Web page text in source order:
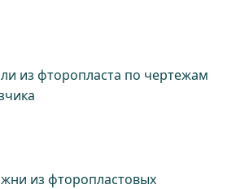
из фторопласта по чертежам
из фторопластовых